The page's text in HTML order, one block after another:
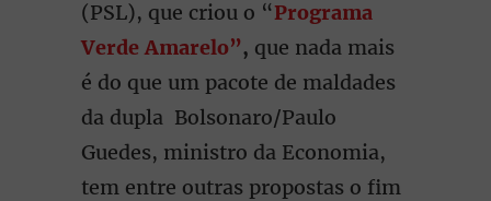
(PSL), que criou o “Programa
Verde Amarelo”, que nada mais
é do que um pacote de maldades
da dupla Bolsonaro/Paulo
Guedes, ministro da Economia,
tem entre outras propostas o fim